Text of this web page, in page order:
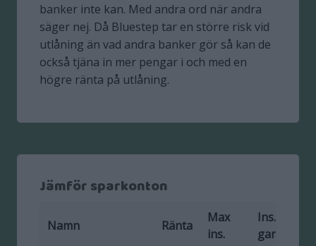
banker inte kan. Med andra ord när andra
säger nej. Då Bluestep tar en större risk vid
utlåning än vad andra banker gör så kan de
också tjäna in mer pengar i och med en
högre ränta på utlåning.
Jämför sparkonton
Namn Ränta
Max
ins.
Ins.
garanti